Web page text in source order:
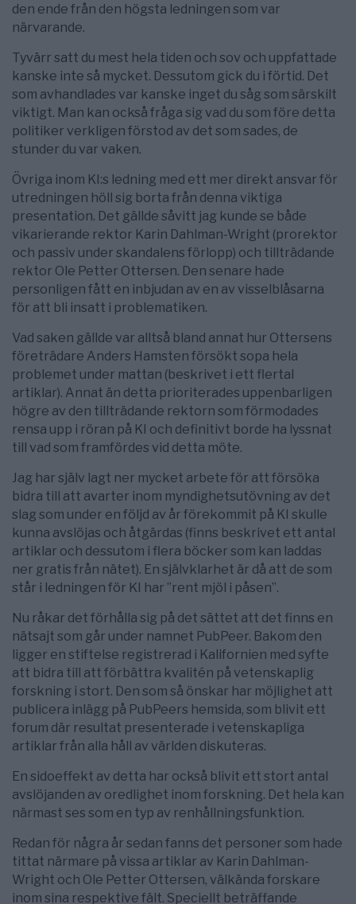
den ende från den högsta ledningen som var
närvarande.
Tyvärr satt du mest hela tiden och sov och uppfattade
kanske inte så mycket. Dessutom gick du i förtid. Det
som avhandlades var kanske inget du såg som särskilt
viktigt. Man kan också fråga sig vad du som före detta
politiker verkligen förstod av det som sades, de
stunder du var vaken.
Övriga inom KI:s ledning med ett mer direkt ansvar för
utredningen höll sig borta från denna viktiga
presentation. Det gällde såvitt jag kunde se både
vikarierande rektor Karin Dahlman-Wright (prorektor
och passiv under skandalens förlopp) och tillträdande
rektor Ole Petter Ottersen. Den senare hade
personligen fått en inbjudan av en av visselblåsarna
för att bli insatt i problematiken.
Vad saken gällde var alltså bland annat hur Ottersens
företrädare Anders Hamsten försökt sopa hela
problemet under mattan (beskrivet i ett flertal
artiklar). Annat än detta prioriterades uppenbarligen
högre av den tillträdande rektorn som förmodades
rensa upp i röran på KI och definitivt borde ha lyssnat
till vad som framfördes vid detta möte.
Jag har själv lagt ner mycket arbete för att försöka
bidra till att avarter inom myndighetsutövning av det
slag som under en följd av år förekommit på KI skulle
kunna avslöjas och åtgärdas (finns beskrivet ett antal
artiklar och dessutom i flera böcker som kan laddas
ner gratis från nätet). En självklarhet är då att de som
står i ledningen för KI har ”rent mjöl i påsen”.
Nu råkar det förhålla sig på det sättet att det finns en
nätsajt som går under namnet PubPeer. Bakom den
ligger en stiftelse registrerad i Kalifornien med syfte
att bidra till att förbättra kvalitén på vetenskaplig
forskning i stort. Den som så önskar har möjlighet att
publicera inlägg på PubPeers hemsida, som blivit ett
forum där resultat presenterade i vetenskapliga
artiklar från alla håll av världen diskuteras.
En sidoeffekt av detta har också blivit ett stort antal
avslöjanden av oredlighet inom forskning. Det hela kan
närmast ses som en typ av renhållningsfunktion.
Redan för några år sedan fanns det personer som hade
tittat närmare på vissa artiklar av Karin Dahlman-
Wright och Ole Petter Ottersen, välkända forskare
inom sina respektive fält. Speciellt beträffande